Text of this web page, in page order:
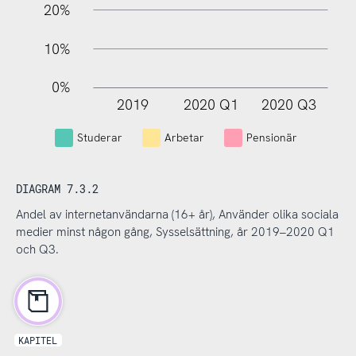
20%
10%
0%
L
2019 2020 Q1 2020 Q3
Studerar Arbetar Pensionär
DIAGRAM 7.3.2
Andel av internetanvändarna (16+ år), Använder olika sociala
medier minst någon gång, Sysselsättning, år 2019–2020 Q1
och Q3.
KAPITEL